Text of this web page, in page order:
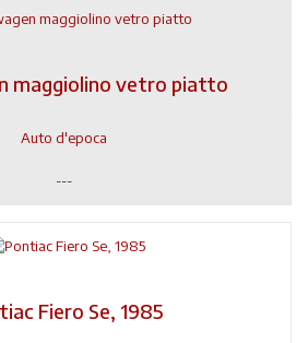
maggiolino vetro piatto
Auto d'epoca
---
Fiero Se, 1985